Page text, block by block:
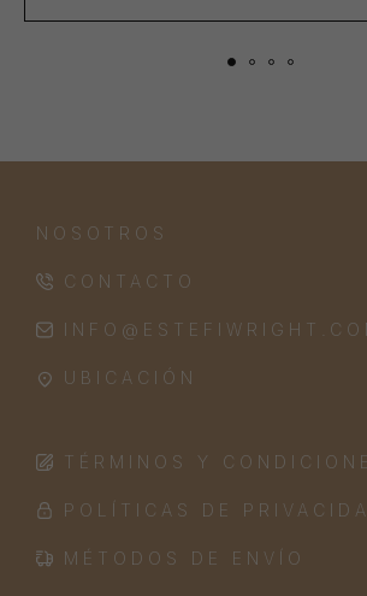
NOSOTROS
CONTACTO
UBICACIÓN
TÉRMINOS Y
POLÍTICAS DE
MÉTODOS DE ENVÍO